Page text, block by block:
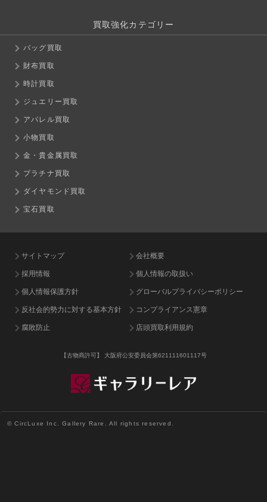
買取強化カテゴリー
バッグ買取
財布買取
時計買取
ジュエリー買取
アパレル買取
小物買取
金・貴金属買取
プラチナ買取
ダイヤモンド買取
宝石買取
サイトマップ 会社概要
採用情報 個人情報の取扱い
個人情報保護方針 グローバルプライバシーポリシー
反社会的勢力に対する基本方針 コンプライアンス憲章
腐敗防止 店頭買取利用規約
【古物商許可】 大阪府公安委員会第621111601117号
© CircLuxe Inc. Gallery Rare. All rights reserved.